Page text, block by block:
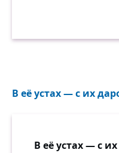
В её устах — с их
В её устах — с